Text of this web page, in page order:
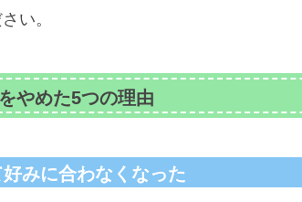
い。
やめた5つの理由
みに合わなくなった